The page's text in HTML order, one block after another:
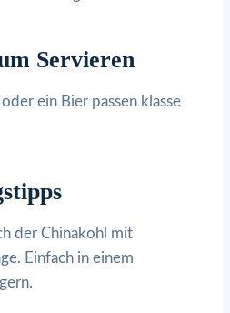
Servieren
ein Bier passen klasse
der Chinakohl mit
Einfach in einem